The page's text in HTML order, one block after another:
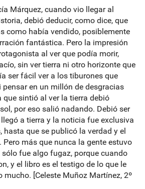
Márquez, cuando vio llegar al
debió deducir, como dice, que
como había vendido, posiblemente
fantástica. Pero la impresión
al ver que podía morir,
sin ver tierra ni otro horizonte que
ser fácil ver a los tiburones que
pensar en un millón de desgracias
que sintió al ver la tierra debió
por eso salió nadando. Debió ser
a tierra y la noticia fue exclusiva
hasta que se publicó la verdad y el
Pero más que nunca la gente estuvo
sólo fue algo fugaz, porque cuando
y el libro es el testigo de lo que le
mucho. [Celeste Muñoz Martínez, 2º